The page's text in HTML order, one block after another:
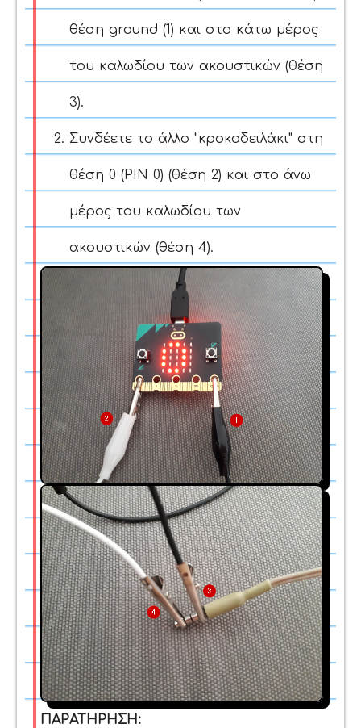
θέση ground (1) και στο κάτω μέρος
του καλωδίου των ακουστικών (θέση
3).
Συνδέετε το άλλο "κροκοδειλάκι" στη
θέση 0 (PIN 0) (θέση 2) και στο άνω
μέρος του καλωδίου των
ακουστικών (θέση 4).
ΠΑΡΑΤΗΡΗΣΗ: